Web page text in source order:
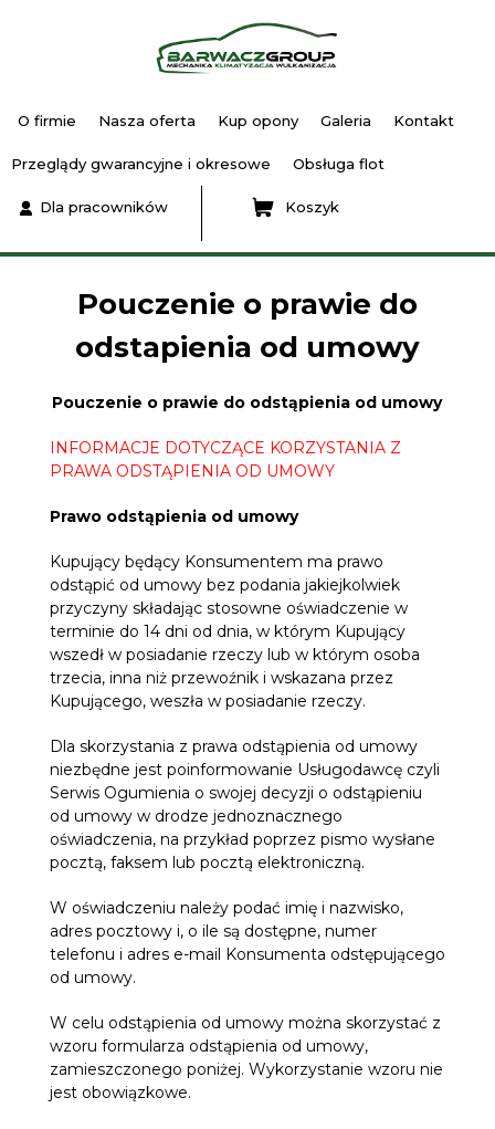
O firmie Nasza oferta Kup opony Galeria Kontakt
Przeglądy gwarancyjne i okresowe Obsługa flot
Dla pracowników Koszyk
Pouczenie o prawie do
odstapienia od umowy
Pouczenie o prawie do odstąpienia od umowy
INFORMACJE DOTYCZĄCE KORZYSTANIA Z
PRAWA ODSTĄPIENIA OD UMOWY
Prawo odstąpienia od umowy
Kupujący będący Konsumentem ma prawo
odstąpić od umowy bez podania jakiejkolwiek
przyczyny składając stosowne oświadczenie w
terminie do 14 dni od dnia, w którym Kupujący
wszedł w posiadanie rzeczy lub w którym osoba
trzecia, inna niż przewoźnik i wskazana przez
Kupującego, weszła w posiadanie rzeczy.
Dla skorzystania z prawa odstąpienia od umowy
niezbędne jest poinformowanie Usługodawcę czyli
Serwis Ogumienia o swojej decyzji o odstąpieniu
od umowy w drodze jednoznacznego
oświadczenia, na przykład poprzez pismo wysłane
pocztą, faksem lub pocztą elektroniczną.
W oświadczeniu należy podać imię i nazwisko,
adres pocztowy i, o ile są dostępne, numer
telefonu i adres e-mail Konsumenta odstępującego
od umowy.
W celu odstąpienia od umowy można skorzystać z
wzoru formularza odstąpienia od umowy,
zamieszczonego poniżej. Wykorzystanie wzoru nie
jest obowiązkowe.